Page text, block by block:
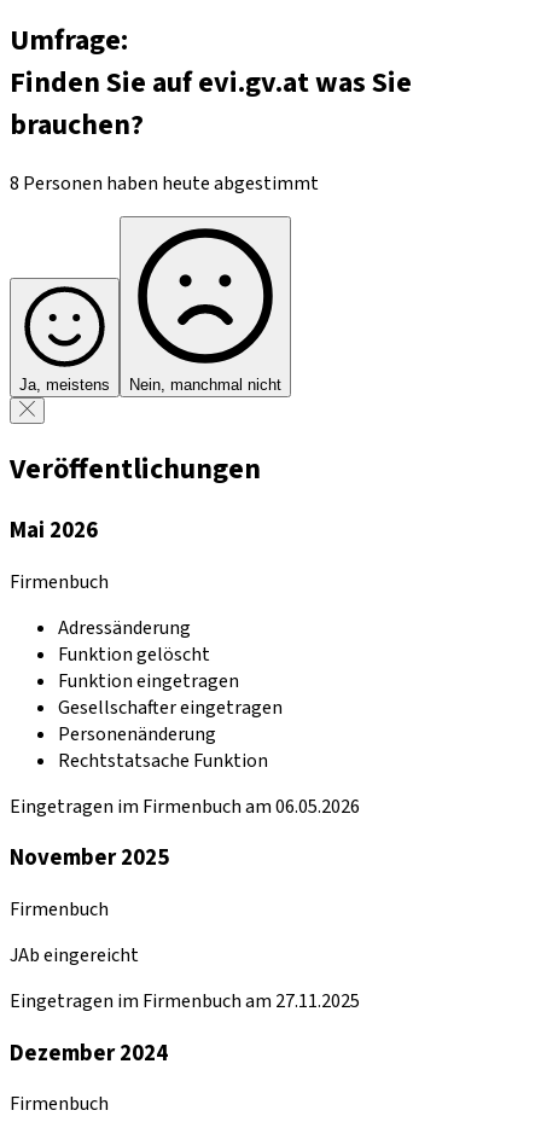
Umfrage:
Finden Sie auf evi.gv.at was Sie
brauchen?
8 Personen haben heute abgestimmt
Ja, meistens Nein, manchmal nicht
Veröffentlichungen
Mai 2026
Firmenbuch
Adressänderung
Funktion gelöscht
Funktion eingetragen
Gesellschafter eingetragen
Personenänderung
Rechtstatsache Funktion
Eingetragen im Firmenbuch am 06.05.2026
November 2025
Firmenbuch
JAb eingereicht
Eingetragen im Firmenbuch am 27.11.2025
Dezember 2024
Firmenbuch